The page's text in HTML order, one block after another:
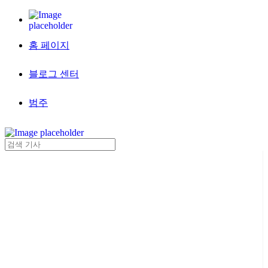
홈 페이지
블로그 센터
범주